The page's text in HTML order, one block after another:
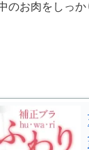
のお肉をしっか